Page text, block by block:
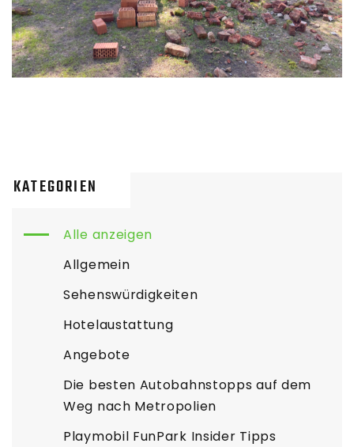
KATEGORIEN
Alle anzeigen
Allgemein
Sehenswürdigkeiten
Hotelaustattung
Angebote
Die besten Autobahnstopps auf dem
Weg nach Metropolien
Playmobil FunPark Insider Tipps